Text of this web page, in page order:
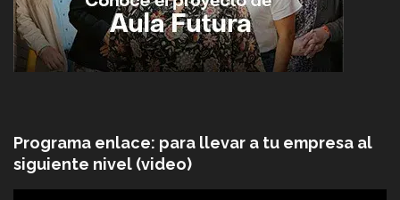
Programa enlace: para llevar a tu empresa al
siguiente nivel (video)